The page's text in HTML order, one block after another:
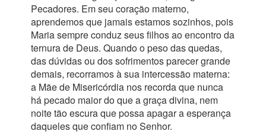
Pecadores. Em seu coração materno,
aprendemos que jamais estamos sozinhos, pois
Maria sempre conduz seus filhos ao encontro da
ternura de Deus. Quando o peso das quedas,
das dúvidas ou dos sofrimentos parecer grande
demais, recorramos à sua intercessão materna:
a Mãe de Misericórdia nos recorda que nunca
há pecado maior do que a graça divina, nem
noite tão escura que possa apagar a esperança
daqueles que confiam no Senhor.